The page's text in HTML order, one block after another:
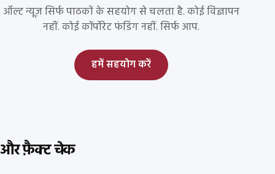
ऑल्ट न्यूज़ सिर्फ पाठकों के सहयोग से चलता है. कोई विज्ञापन
नहीं. कोई कॉर्पोरेट फंडिंग नहीं. सिर्फ आप.
हमें सहयोग करें
और फ़ैक्ट चेक